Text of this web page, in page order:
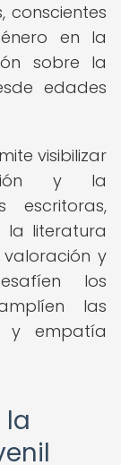
conscientes
en la
sobre la
edades
visibilizar
y la
escritoras,
la literatura
valoración y
los
las
y empatía
la